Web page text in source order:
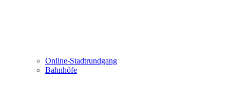
Online-Stadtrundgang
Bahnhöfe